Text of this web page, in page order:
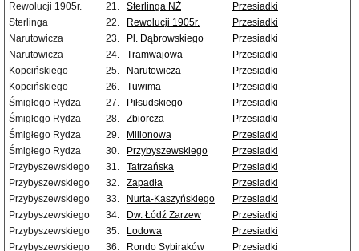
Rewolucji 1905r.
21. Sterlinga NŻ
Przesiadki
Sterlinga
22. Rewolucji 1905r.
Przesiadki
Narutowicza
23. Pl. Dąbrowskiego
Przesiadki
Narutowicza
24. Tramwajowa
Przesiadki
Kopcińskiego
25. Narutowicza
Przesiadki
Kopcińskiego
26. Tuwima
Przesiadki
Śmigłego Rydza
27. Piłsudskiego
Przesiadki
Śmigłego Rydza
28. Zbiorcza
Przesiadki
Śmigłego Rydza
29. Milionowa
Przesiadki
Śmigłego Rydza
30. Przybyszewskiego
Przesiadki
Przybyszewskiego
31. Tatrzańska
Przesiadki
Przybyszewskiego
32. Zapadła
Przesiadki
Przybyszewskiego
33. Nurta-Kaszyńskiego
Przesiadki
Przybyszewskiego
34. Dw. Łódź Zarzew
Przesiadki
Przybyszewskiego
35. Lodowa
Przesiadki
Przybyszewskiego
36. Rondo Sybiraków
Przesiadki